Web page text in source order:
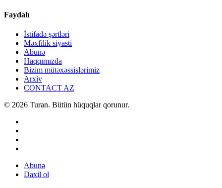
Faydalı
İstifadə şərtləri
Məxfilik siyasti
Abunə
Haqqımızda
Bizim mütəxəssislərimiz
Arxiv
CONTACT AZ
© 2026 Turan. Bütün hüquqlar qorunur.
Abunə
Daxil ol